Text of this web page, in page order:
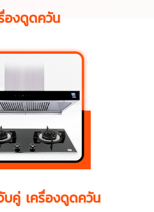
องดูดควัน
บคู่ เครื่องดูดควัน